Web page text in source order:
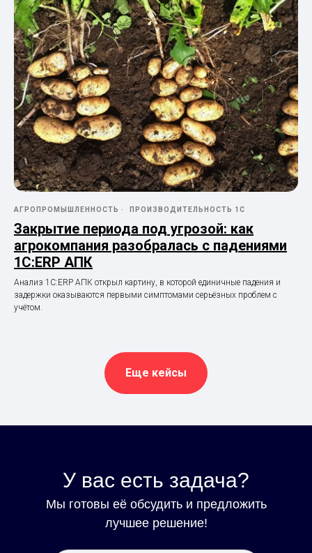
АГРОПРОМЫШЛЕННОСТЬ ПРОИЗВОДИТЕЛЬНОСТЬ 1С
Закрытие периода под угрозой: как
агрокомпания разобралась с падениями
1С:ERP АПК
Анализ 1С:ERP АПК открыл картину, в которой единичные падения и
задержки оказываются первыми симптомами серьёзных проблем с
учётом.
Еще кейсы
У вас есть задача?
Мы готовы её обсудить и предложить
лучшее решение!